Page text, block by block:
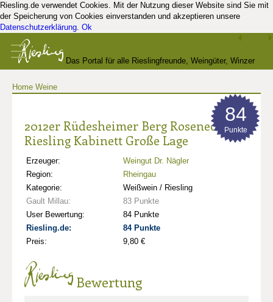
Riesling.de verwendet Cookies. Mit der Nutzung dieser Website sind Sie mit
der Speicherung von Cookies einverstanden und akzeptieren unsere
Datenschutzerklärung. Ok
Das Portal für alle Rieslingfreunde, Weingüter, Winzer
Home Weine
2012er Rüdesheimer Berg Roseneck
Riesling Kabinett Große Lage
Erzeuger:
Weingut Dr. Nägler
Region:
Rheingau
Kategorie:
Weißwein / Riesling
Gault Millau:
83 Punkte
User Bewertung:
84 Punkte
Riesling.de:
84 Punkte
Preis:
9,80 €
84
Punkte
Bewertung